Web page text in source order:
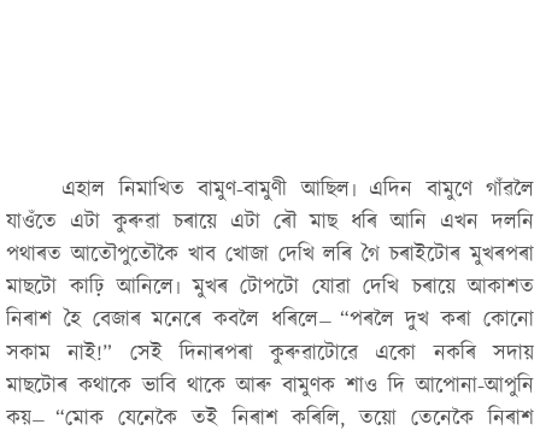
এহাল নিমাখিত বামুণ-বামুণী আছিল৷ এদিন বামুণে গাঁৱলৈ
যাওঁতে এটা কুৰুৱা চৰায়ে এটা ৰৌ মাছ ধৰি আনি এখন দলনি
পথাৰত আতৌপুতৌকৈ খাব খোজা দেখি লৰি গৈ চৰাইটোৰ মুখৰপৰা
মাছটো কাঢ়ি আনিলে৷ মুখৰ টোপটো যোৱা দেখি চৰায়ে আকাশত
নিৰাশ হৈ বেজাৰ মনেৰে কবলৈ ধৰিলে—
“পৰলৈ দুখ কৰা কোনো
সকাম নাই!” সেই দিনাৰপৰা কুৰুৱাটোৱে একো নকৰি সদায়
মাছটোৰ কথাকে ভাবি থাকে আৰু বামুণক শাও দি আপোনা-আপুনি
কয়— “মোক যেনেকৈ তই নিৰাশ কৰিলি, তয়ো তেনেকৈ নিৰাশ